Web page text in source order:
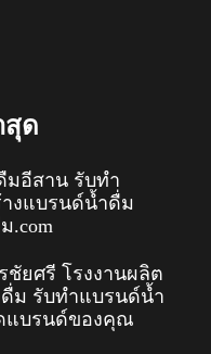
สุด
มอีสาน รับทำ
งแบรนด์น้ำดื่ม
.com
ยศรี โรงงานผลิต
ม รับทำแบรนด์น้ำ
แบรนด์ของคุณ